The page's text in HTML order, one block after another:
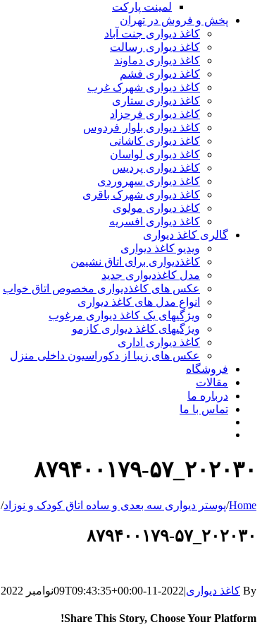
لمینت پارکت
پخش و فروش در تهران
کاغذ دیواری جنت آباد
کاغذ دیواری رسالت
کاغذ دیواری دماوند
کاغذ دیواری فشم
کاغذ دیواری شهرک غرب
کاغذ دیواری ستاری
کاغذ دیواری فرحزاد
کاغذ دیواری بلوار فردوس
کاغذ دیواری کاشانی
کاغذ دیواری لواسان
کاغذ دیواری پردیس
کاغذ دیواری سهروردی
کاغذ دیواری شهرک باقری
کاغذ دیواری مولوی
کاغذ دیواری افسریه
گالری کاغذ دیواری
ویدیو کاغذ دیواری
کاغذدیواری برای اتاق نشیمن
مدل کاغذدیواری جدید
عکس های کاغذدیواری مخصوص اتاق خواب
انواع مدل های کاغذ دیواری
ویژگیهای یک کاغذ دیواری مرغوب
ویژگیهای کاغذ دیواری کازمو
کاغذ دیواری اداری
عکس های زیبا از دکوراسیون داخلی منزل
فروشگاه
مقالات
درباره ما
تماس با ما
۲۰۲۰۳۰_۸۷۹۴۰۰۱۷۹-۵۷
Home
/پوستر دیواری سه بعدی و ساده اتاق کودک و نوزاد/
۲۰۲۰۳۰_۸۷۹۴۰۰۱۷۹-۵۷
By کاغذ دیواری|
2022-11-09T09:43:35+00:00 نوامبر 9th, 2022
Share This Story, Choose Your Platform!